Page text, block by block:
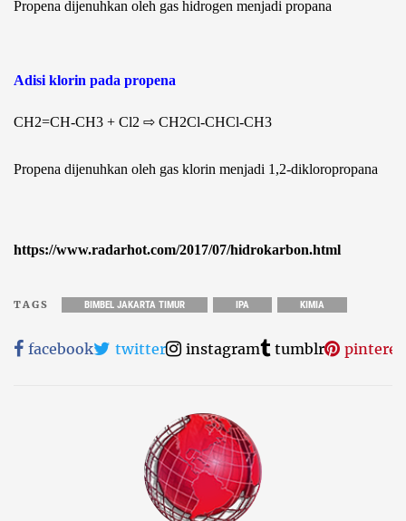
Propena dijenuhkan oleh gas hidrogen menjadi propana
Adisi klorin pada propena
CH2=CH-CH3 + Cl2 ⇨ CH2Cl-CHCl-CH3
Propena dijenuhkan oleh gas klorin menjadi 1,2-dikloropropana
https://www.radarhot.com/2017/07/hidrokarbon.html
TAGS BIMBEL JAKARTA TIMUR IPA KIMIA
facebook twitter instagram tumblr